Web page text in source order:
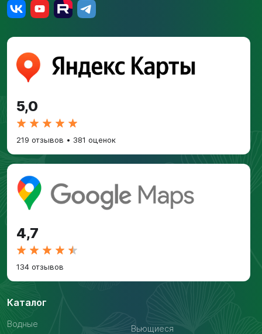
5,0
219 отзывов • 381 оценок
4,7
134 отзывов
Каталог
Водные
Вьющиеся